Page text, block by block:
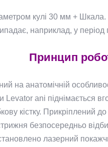
кулі 30 мм + Шкала.
наприклад, у
Принцип
анатомічній
Levator ani піднімається
кістку. Прикріплений
безпосередньо
лазерний